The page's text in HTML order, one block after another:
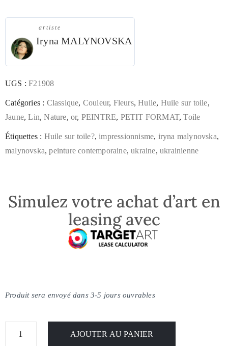
artiste
Iryna MALYNOVSKA
UGS :F21908
Catégories : Classique, Couleur, Fleurs,Huile, Huile sur toile,
Jaune,Lin,Nature,or, PEINTRE, PETIT FORMAT,Toile
Étiquettes : Huile sur toile?,impressionnisme, iryna malynovska,
malynovska,peinture contemporaine,ukraine,ukrainienne
Simulez votre achat d’art en
leasing avec
Produit sera envoyé dans 3-5 jours ouvrables
AJOUTER AU PANIER